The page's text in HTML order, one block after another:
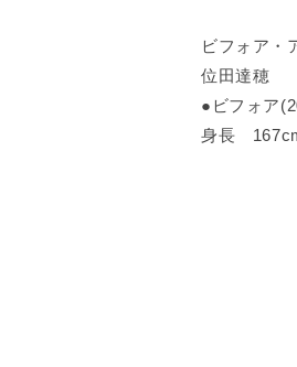
ビフォア・
位田達穂
●ビフォア
身長